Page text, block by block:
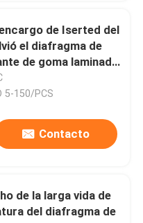
de Iserted del
el diafragma de
de goma laminado
del sello del
5-150/PCS
Contacto
de la larga vida de
del diafragma de